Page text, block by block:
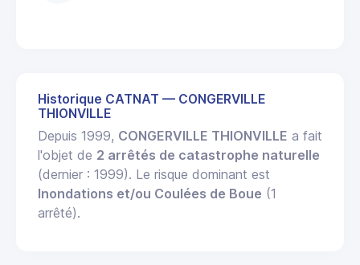
Historique CATNAT — CONGERVILLE
THIONVILLE
Depuis 1999, CONGERVILLE THIONVILLE a fait
l'objet de 2 arrêtés de catastrophe naturelle
(dernier : 1999). Le risque dominant est
Inondations et/ou Coulées de Boue (1
arrêté).